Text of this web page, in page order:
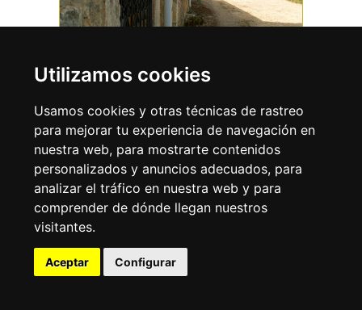
Utilizamos cookies
Usamos cookies y otras técnicas de rastreo
para mejorar tu experiencia de navegación en
nuestra web, para mostrarte contenidos
personalizados y anuncios adecuados, para
analizar el tráfico en nuestra web y para
comprender de dónde llegan nuestros
visitantes.
Aceptar Configurar
QUINTANARRÍO
Quintanarrío
MÁS INFO